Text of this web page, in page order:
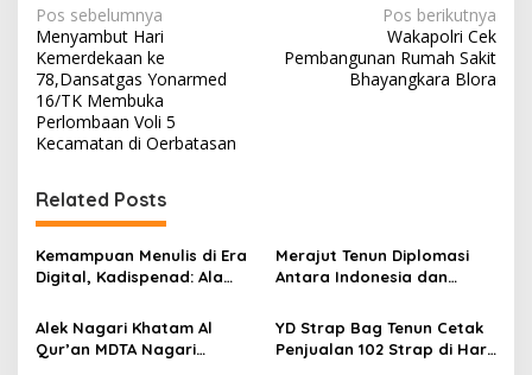
N
a
v
i
g
a
s
i
p
o
s
Pos sebelumnya
Menyambut Hari
Kemerdekaan ke
78,Dansatgas Yonarmed
16/TK Membuka
Perlombaan Voli 5
Kecamatan di Oerbatasan
Pos berikutnya
Wakapolri Cek
Pembangunan Rumah Sakit
Bhayangkara Blora
Related Posts
Kemampuan Menulis di Era
Digital, Kadispenad: Ala
Merajut Tenun Diplomasi
Antara Indonesia dan
Alek Nagari Khatam Al
Qur’an MDTA Nagari
YD Strap Bag Tenun Cetak
Penjualan 102 Strap di Hari